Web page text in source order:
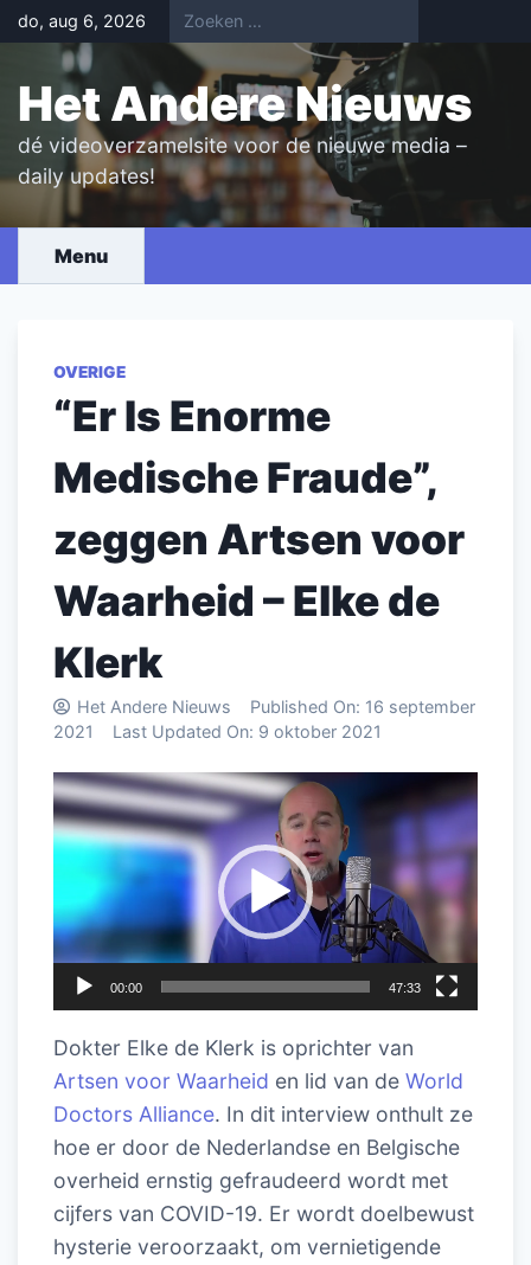
Skip
to
content
do, aug 6, 2026
Het Andere Nieuws
dé videoverzamelsite voor de nieuwe media –
daily updates!
Menu
OVERIGE
“Er Is Enorme
Medische Fraude”,
zeggen Artsen voor
Waarheid – Elke de
Klerk
Het Andere Nieuws Published On: 16 september
2021
Last Updated On: 9 oktober 2021
Videospeler
00:00 47:33
Dokter Elke de Klerk is oprichter van
Artsen voor Waarheid en lid van de World
Doctors Alliance. In dit interview onthult ze
hoe er door de Nederlandse en Belgische
overheid ernstig gefraudeerd wordt met
cijfers van COVID-19. Er wordt doelbewust
hysterie veroorzaakt, om vernietigende